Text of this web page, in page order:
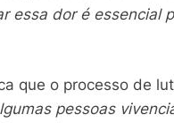
essa dor é essencial
que o processo de
pessoas